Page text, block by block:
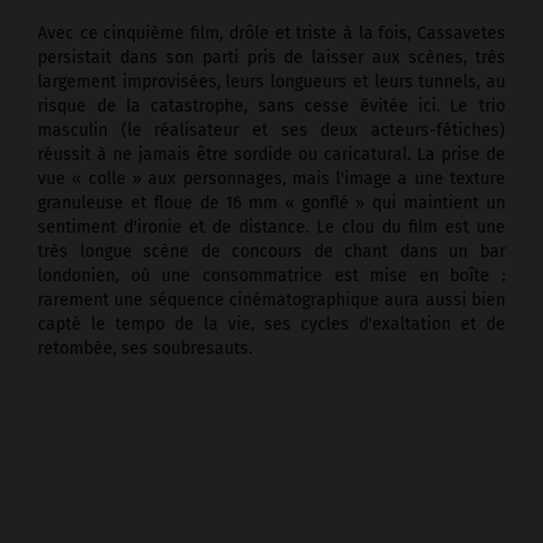
Avec ce cinquième film, drôle et triste à la fois, Cassavetes
persistait dans son parti pris de laisser aux scènes, très
largement improvisées, leurs longueurs et leurs tunnels, au
risque de la catastrophe, sans cesse évitée ici. Le trio
masculin (le réalisateur et ses deux acteurs-fétiches)
réussit à ne jamais être sordide ou caricatural. La prise de
vue « colle » aux personnages, mais l'image a une texture
granuleuse et floue de 16 mm « gonflé » qui maintient un
sentiment d'ironie et de distance. Le clou du film est une
très longue scène de concours de chant dans un bar
londonien, où une consommatrice est mise en boîte :
rarement une séquence cinématographique aura aussi bien
capté le tempo de la vie, ses cycles d'exaltation et de
retombée, ses soubresauts.